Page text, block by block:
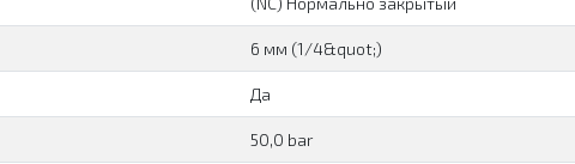
6 мм (1/4&quot;)
Да
50,0 bar